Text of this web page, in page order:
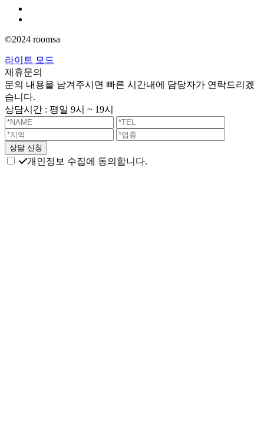
©2024 roomsa
라이트 모드
제휴문의
문의 내용을 남겨주시면 빠른 시간내에 담당자가 연락드리겠
습니다.
상담시간 : 평일 9시 ~ 19시
개인정보 수집에 동의합니다.